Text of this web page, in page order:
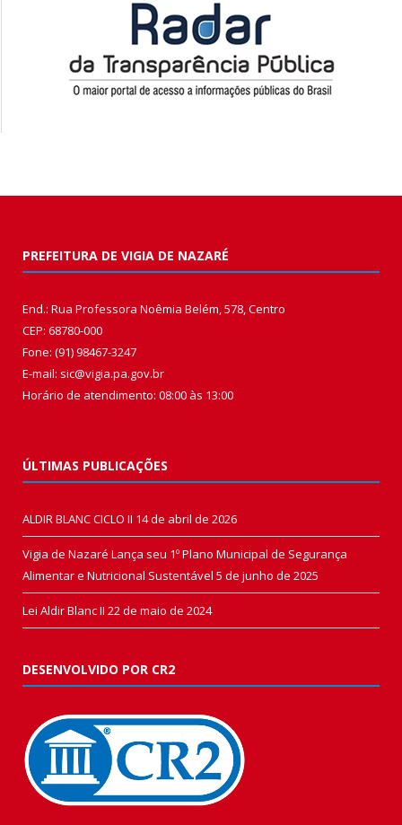
PREFEITURA DE VIGIA DE NAZARÉ
End.: Rua Professora Noêmia Belém, 578, Centro
CEP: 68780-000
Fone: (91) 98467-3247
E-mail: sic@vigia.pa.gov.br
Horário de atendimento: 08:00 às 13:00
ÚLTIMAS PUBLICAÇÕES
ALDIR BLANC CICLO II 14 de abril de 2026
Vigia de Nazaré Lança seu 1º Plano Municipal de Segurança
Alimentar e Nutricional Sustentável 5 de junho de 2025
Lei Aldir Blanc II 22 de maio de 2024
DESENVOLVIDO POR CR2